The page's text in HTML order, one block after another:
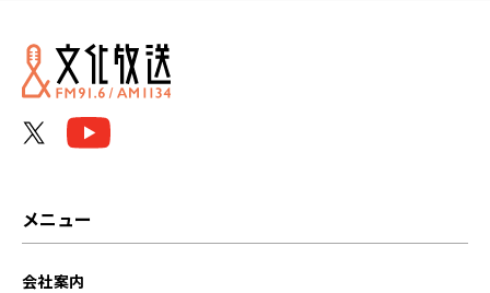
メニュー
会社案内